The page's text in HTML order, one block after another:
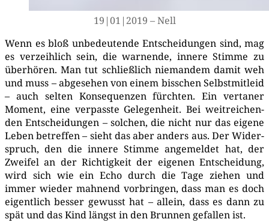
19|01|2019 – Nell
Wenn es bloß unbe­deu­ten­de Ent­schei­dun­gen sind, mag
es ver­zeih­lich sein, die war­nen­de, inne­re Stim­me zu
über­hö­ren. Man tut schließ­lich nie­man­dem damit weh
und muss – abge­se­hen von einem biss­chen Selbst­mit­leid
– auch sel­ten Kon­se­quen­zen fürch­ten. Ein ver­ta­ner
Moment, eine ver­pass­te Gele­gen­heit. Bei weit­rei­chen­
den Ent­schei­dun­gen – sol­chen, die nicht nur das eige­ne
Leben betref­fen – sieht das aber anders aus. Der Wider­
spruch, den die inne­re Stim­me ange­mel­det hat, der
Zwei­fel an der Rich­tig­keit der eige­nen Ent­schei­dung,
wird sich wie ein Echo durch die Tage zie­hen und
immer wie­der mah­nend vor­brin­gen, dass man es doch
eigent­lich bes­ser gewusst hat – allein, dass es dann zu
spät und das Kind längst in den Brun­nen gefal­len ist.